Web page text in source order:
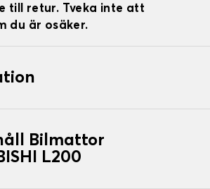
till retur. Tveka inte att
du är osäker.
Bilmattor
L200